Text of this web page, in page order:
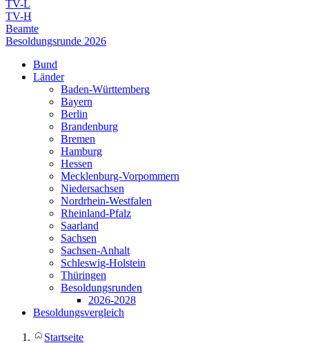
TV-L
TV-H
Beamte
Besoldungsrunde 2026
Bund
Länder
Baden-Württemberg
Bayern
Berlin
Brandenburg
Bremen
Hamburg
Hessen
Mecklenburg-Vorpommern
Niedersachsen
Nordrhein-Westfalen
Rheinland-Pfalz
Saarland
Sachsen
Sachsen-Anhalt
Schleswig-Holstein
Thüringen
Besoldungsrunden
2026-2028
Besoldungsvergleich
Startseite